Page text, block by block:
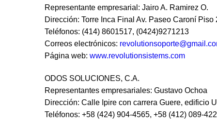
Representante empresarial: Jairo A. Ramirez O.
Dirección: Torre Inca Final Av. Paseo Caroní Piso
Teléfonos: (414) 8601517, (0424)9271213
Correos electrónicos:
Página web: www.revolutionsistems.com
ODOS SOLUCIONES, C.A.
Representantes empresariales: Gustavo Ochoa
Dirección: Calle Ipire con carrera Guere, edificio
Teléfonos: +58 (424) 904-4565, +58 (412) 089-